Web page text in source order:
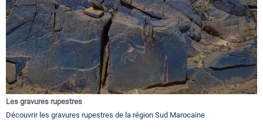
Les gravures rupestres
Découvrir les gravures rupestres de la région Sud Marocaine